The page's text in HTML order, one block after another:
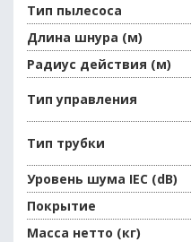
Тип пылесоса
Длина шнура (м)
Радиус действия (м)
Тип управления
Тип трубки
Уровень шума IEC (dB)
Покрытие
Масса нетто (кг)